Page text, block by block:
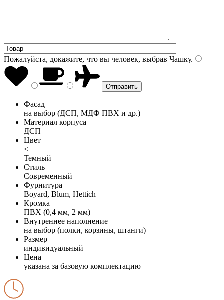
Пожалуйста, докажите, что вы человек, выбрав Чашку.
Фасад
на выбор (ДСП, МДФ ПВХ и др.)
Материал корпуса
ДСП
Цвет
<
Темный
Стиль
Современный
Фурнитура
Boyard, Blum, Hettich
Кромка
ПВХ (0,4 мм, 2 мм)
Внутреннее наполнение
на выбор (полки, корзины, штанги)
Размер
индивидуальный
Цена
указана за базовую комплектацию